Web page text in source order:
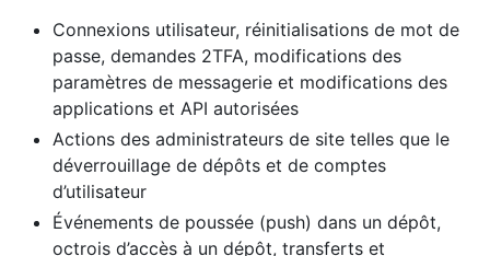
Connexions utilisateur, réinitialisations de mot de
passe, demandes 2TFA, modifications des
paramètres de messagerie et modifications des
applications et API autorisées
Actions des administrateurs de site telles que le
déverrouillage de dépôts et de comptes
d’utilisateur
Événements de poussée (push) dans un dépôt,
octrois d’accès à un dépôt, transferts et